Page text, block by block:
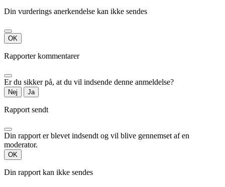
Din vurderings anerkendelse kan ikke sendes
OK
Rapporter kommentarer
Er du sikker på, at du vil indsende denne anmeldelse?
Nej Ja
Rapport sendt
Din rapport er blevet indsendt og vil blive gennemset af en
moderator.
OK
Din rapport kan ikke sendes